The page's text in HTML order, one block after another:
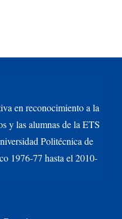
en reconocimiento a la
y las alumnas de la ETS
Politécnica de
1976-77 hasta el 2010-